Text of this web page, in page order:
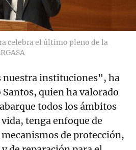
celebra el último pleno de la
instituciones", ha
Santos, quien ha valorado
todos los ámbitos
tenga enfoque de
de protección,